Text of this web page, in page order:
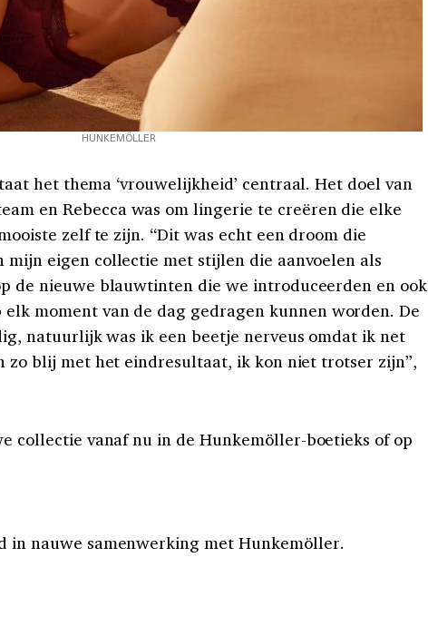
HUNKEMÖLLER
het thema ‘vrouwelijkheid’ centraal. Het doel van
en Rebecca was om lingerie te creëren die elke
zelf te zijn. “Dit was echt een droom die
eigen collectie met stijlen die aanvoelen als
de nieuwe blauwtinten die we introduceerden en ook
elk moment van de dag gedragen kunnen worden. De
natuurlijk was ik een beetje nerveus omdat ik net
zo blij met het eindresultaat, ik kon niet trotser zijn”,
collectie vanaf nu in de Hunkemöller-boetieks of op
in nauwe samenwerking met Hunkemöller.